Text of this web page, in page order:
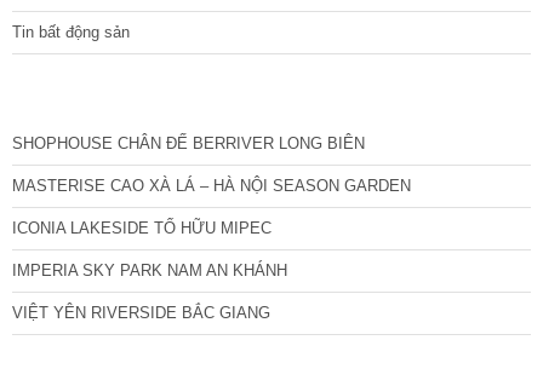
Tin bất động sản
SHOPHOUSE CHÂN ĐẾ BERRIVER LONG BIÊN
MASTERISE CAO XÀ LÁ – HÀ NỘI SEASON GARDEN
ICONIA LAKESIDE TỐ HỮU MIPEC
IMPERIA SKY PARK NAM AN KHÁNH
VIỆT YÊN RIVERSIDE BẮC GIANG